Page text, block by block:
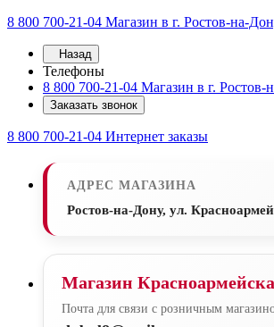
8 800 700-21-04 Магазин в г. Ростов-на-
Назад
Телефоны
8 800 700-21-04 Магазин в г. Ростов-
Заказать звонок
8 800 700-21-04 Интернет заказы
АДРЕС МАГАЗИНА
Ростов-на-Дону, ул.
Магазин
Почта для связи с розничным